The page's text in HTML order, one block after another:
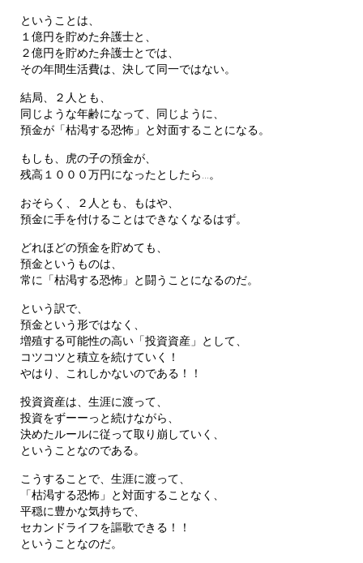
ということは、
１億円を貯めた弁護士と、
２億円を貯めた弁護士とでは、
その年間生活費は、決して同一ではない。
結局、２人とも、
同じような年齢になって、同じように、
預金が「枯渇する恐怖」と対面することになる。
もしも、虎の子の預金が、
残高１０００万円になったとしたら…。
おそらく、２人とも、もはや、
預金に手を付けることはできなくなるはず。
どれほどの預金を貯めても、
預金というものは、
常に「枯渇する恐怖」と闘うことになるのだ。
という訳で、
預金という形ではなく、
増殖する可能性の高い「投資資産」として、
コツコツと積立を続けていく！
やはり、これしかないのである！！
投資資産は、生涯に渡って、
投資をずーーっと続けながら、
決めたルールに従って取り崩していく、
ということなのである。
こうすることで、生涯に渡って、
「枯渇する恐怖」と対面することなく、
平穏に豊かな気持ちで、
セカンドライフを謳歌できる！！
ということなのだ。